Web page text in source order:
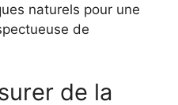
naturels pour une
de
de la